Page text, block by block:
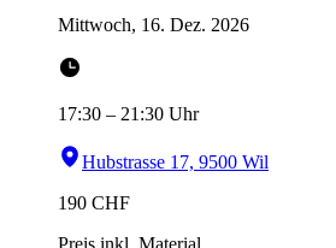
Mittwoch, 16. Dez. 2026
17:30 – 21:30 Uhr
Hubstrasse 17, 9500 Wil
190 CHF
Preis inkl. Material